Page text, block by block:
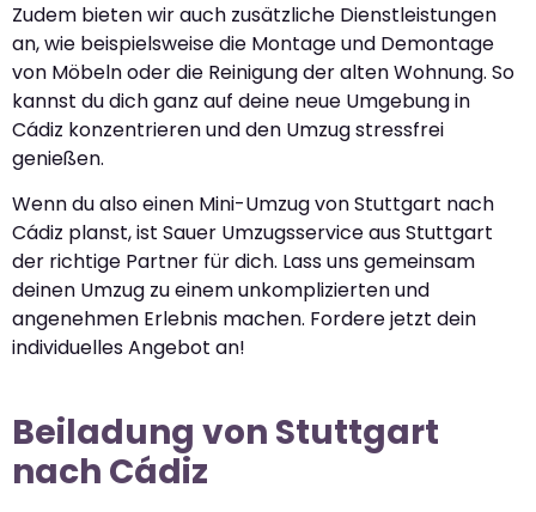
Zudem bieten wir auch zusätzliche Dienstleistungen
an, wie beispielsweise die Montage und Demontage
von Möbeln oder die Reinigung der alten Wohnung. So
kannst du dich ganz auf deine neue Umgebung in
Cádiz konzentrieren und den Umzug stressfrei
genießen.
Wenn du also einen Mini-Umzug von Stuttgart nach
Cádiz planst, ist Sauer Umzugsservice aus Stuttgart
der richtige Partner für dich. Lass uns gemeinsam
deinen Umzug zu einem unkomplizierten und
angenehmen Erlebnis machen. Fordere jetzt dein
individuelles Angebot an!
Beiladung von Stuttgart
nach Cádiz